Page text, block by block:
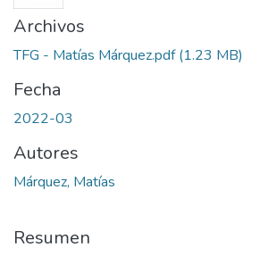
Archivos
TFG - Matías Márquez.pdf(1.23 MB)
Fecha
2022-03
Autores
Márquez, Matías
Resumen